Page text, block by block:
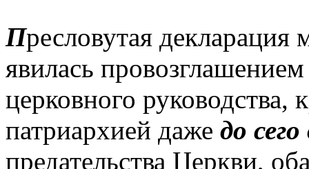
Пресловутая декларация
явилась
церковного руководства,
патриархией даже до
предательства Церкви,